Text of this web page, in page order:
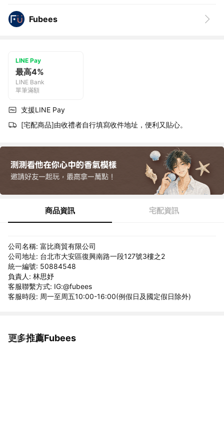
Fubees
LINE Pay
最高4%
LINE Bank
單筆滿額
支援LINE Pay
[宅配商品]由收禮者自行填寫收件地址，便利又貼心。
商品資訊 宅配資訊
公司名稱: 富比商貿有限公司
公司地址: 台北市大安區復興南路一段127號3樓之2
統一編號: 50884548
負責人: 林思妤
客服聯繫方式: IG:@fubees
客服時段: 周一至周五10:00-16:00(例假日及國定假日除外)
更多推薦Fubees
看更多